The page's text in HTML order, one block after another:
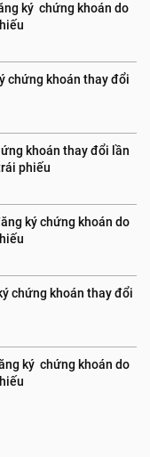
ký  chứng khoán do
chứng khoán thay đổi
khoán thay đổi lần
phiếu
ký chứng khoán do
chứng khoán thay đổi
ký  chứng khoán do